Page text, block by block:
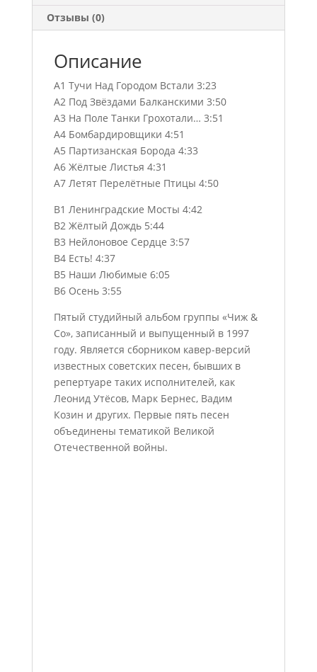
Отзывы (0)
Описание
A1 Тучи Над Городом Встали 3:23
A2 Под Звёздами Балканскими 3:50
A3 На Поле Танки Грохотали… 3:51
A4 Бомбардировщики 4:51
A5 Партизанская Борода 4:33
A6 Жёлтые Листья 4:31
A7 Летят Перелётные Птицы 4:50
B1 Ленинградские Мосты 4:42
B2 Жёлтый Дождь 5:44
B3 Нейлоновое Сердце 3:57
B4 Есть! 4:37
B5 Наши Любимые 6:05
B6 Осень 3:55
Пятый студийный альбом группы «Чиж &
Co», записанный и выпущенный в 1997
году. Является сборником кавер-версий
известных советских песен, бывших в
репертуаре таких исполнителей, как
Леонид Утёсов, Марк Бернес, Вадим
Козин и других. Первые пять песен
объединены тематикой Великой
Отечественной войны.